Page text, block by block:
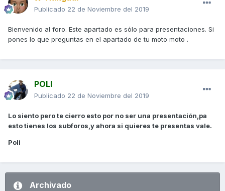
Publicado 22 de Noviembre del 2019
Bienvenido al foro. Este apartado es sólo para presentaciones. Si
pones lo que preguntas en el apartado de tu moto moto .
POLI
Publicado 22 de Noviembre del 2019
Lo siento pero te cierro esto por no ser una presentación,pa
esto tienes los subforos,y ahora si quieres te presentas vale.
Poli
Archivado